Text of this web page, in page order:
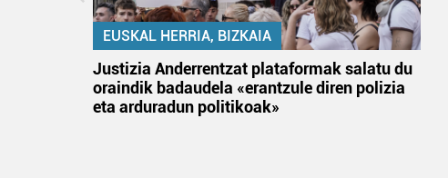
EUSKAL HERRIA, BIZKAIA
Justizia Anderrentzat plataformak salatu du
oraindik badaudela «erantzule diren polizia
eta arduradun politikoak»